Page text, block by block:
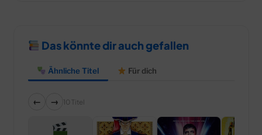
Das könnte dir auch gefallen
Ähnliche Titel Für dich
← → 10 Titel